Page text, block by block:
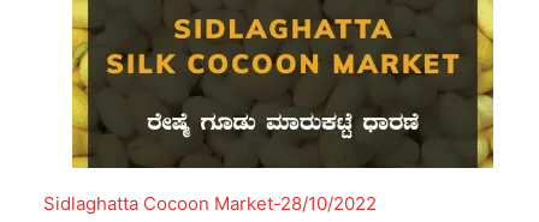
Sidlaghatta Cocoon Market-28/10/2022